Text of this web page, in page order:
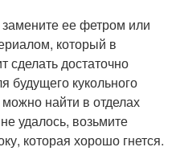
ее фетром или
который в
сделать достаточно
будущего кукольного
найти в отделах
удалось, возьмите
которая хорошо гнется.